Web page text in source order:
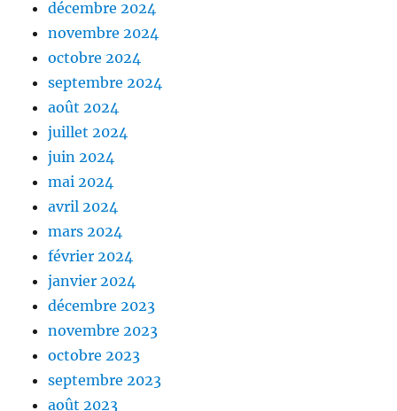
décembre 2024
novembre 2024
octobre 2024
septembre 2024
août 2024
juillet 2024
juin 2024
mai 2024
avril 2024
mars 2024
février 2024
janvier 2024
décembre 2023
novembre 2023
octobre 2023
septembre 2023
août 2023